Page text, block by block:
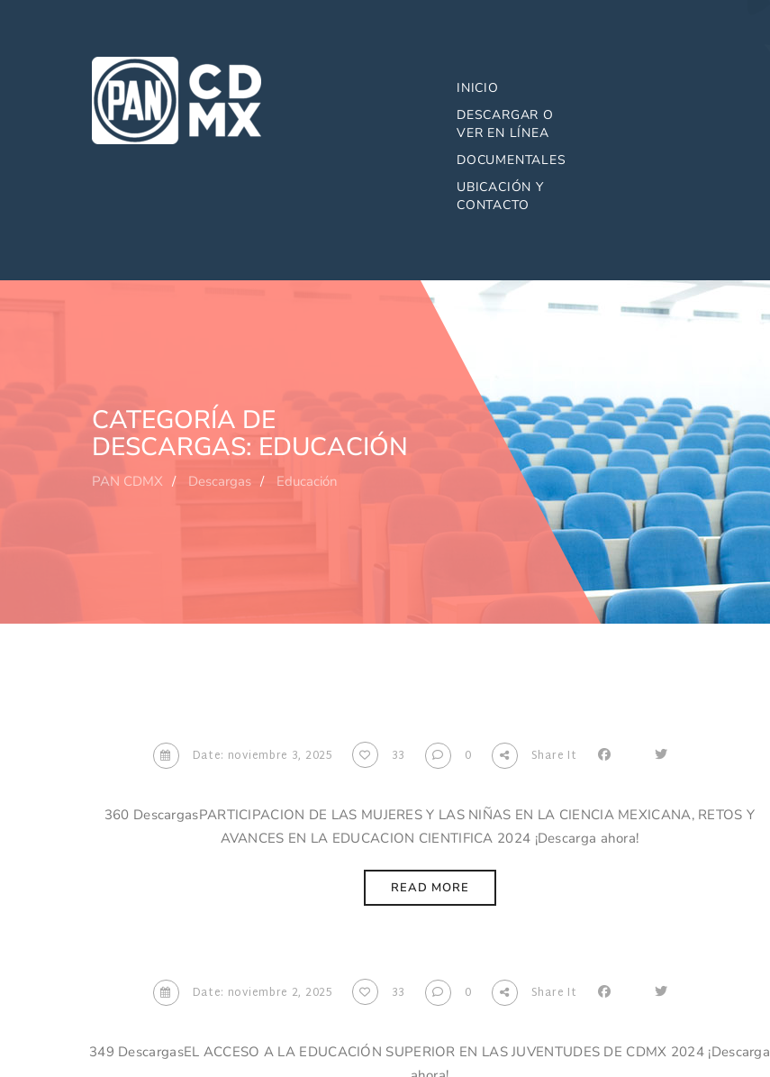
INICIO
DESCARGAR O
VER EN LÍNEA
DOCUMENTALES
UBICACIÓN Y
CONTACTO
CATEGORÍA DE
DESCARGAS: EDUCACIÓN
PAN CDMX Descargas Educación
Date: noviembre 3, 2025 33 0 Share It
360 DescargasPARTICIPACION DE LAS MUJERES Y LAS NIÑAS EN LA CIENCIA MEXICANA, RETOS Y
AVANCES EN LA EDUCACION CIENTIFICA 2024 ¡Descarga ahora!
READ MORE
Date: noviembre 2, 2025 33 0 Share It
349 DescargasEL ACCESO A LA EDUCACIÓN SUPERIOR EN LAS JUVENTUDES DE CDMX 2024 ¡Descarga